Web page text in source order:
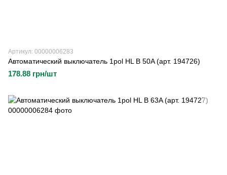
Артикул: 00000006283
Автоматический выключатель 1pol HL B 50A (арт. 194726)
178.88 грн/шт